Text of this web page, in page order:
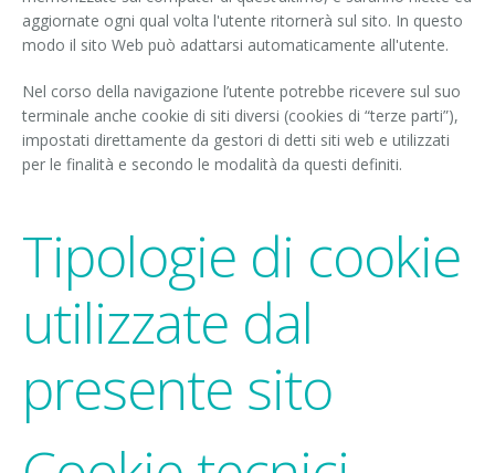
aggiornate ogni qual volta l'utente ritornerà sul sito. In questo
modo il sito Web può adattarsi automaticamente all'utente.
Nel corso della navigazione l’utente potrebbe ricevere sul suo
terminale anche cookie di siti diversi (cookies di “terze parti”),
impostati direttamente da gestori di detti siti web e utilizzati
per le finalità e secondo le modalità da questi definiti.
Tipologie di cookie
utilizzate dal
presente sito